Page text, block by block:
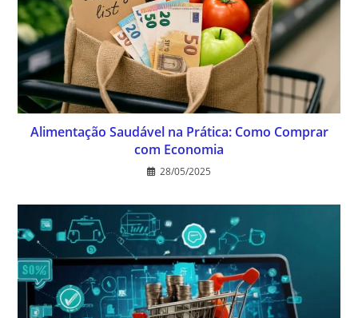
Alimentação Saudável na Prática: Como Comprar
com Economia
28/05/2025